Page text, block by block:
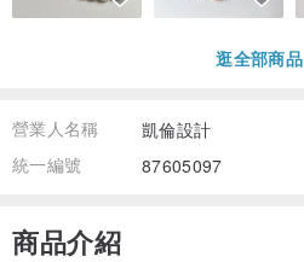
逛全部商品
營業人名稱
凱倫設計
統一編號
87605097
商品介紹